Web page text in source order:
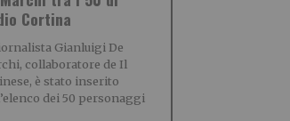
Cortina
Gianluigi De
collaboratore de Il
è stato inserito
dei 50 personaggi